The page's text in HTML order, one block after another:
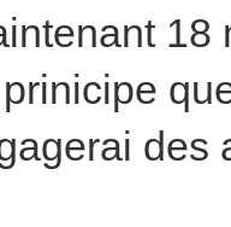
18
des